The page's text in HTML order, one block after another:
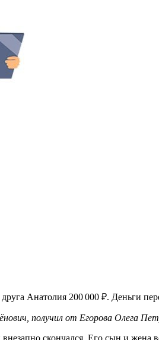
Анатолия 200 000 ₽. Деньги
получил от Егорова Олега